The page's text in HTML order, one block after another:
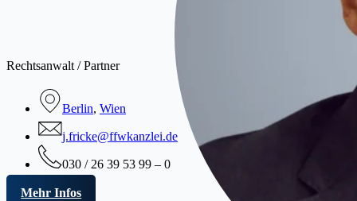
Rechtsanwalt / Partner
Berlin, Wien
j.fricke@ffwkanzlei.de
030 / 26 39 53 99 – 0
Mehr Infos